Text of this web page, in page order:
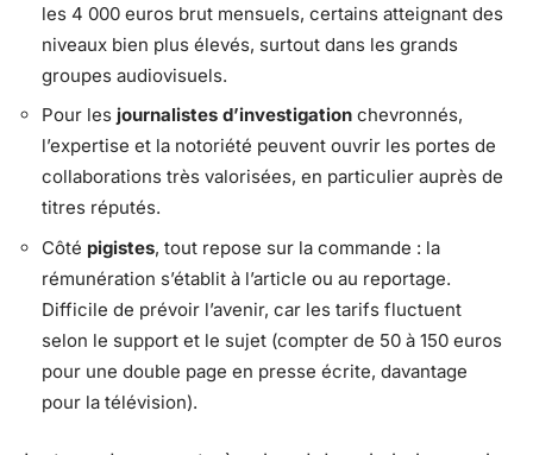
les 4 000 euros brut mensuels, certains atteignant des
niveaux bien plus élevés, surtout dans les grands
groupes audiovisuels.
Pour les journalistes d’investigation chevronnés,
l’expertise et la notoriété peuvent ouvrir les portes de
collaborations très valorisées, en particulier auprès de
titres réputés.
Côté pigistes, tout repose sur la commande : la
rémunération s’établit à l’article ou au reportage.
Difficile de prévoir l’avenir, car les tarifs fluctuent
selon le support et le sujet (compter de 50 à 150 euros
pour une double page en presse écrite, davantage
pour la télévision).